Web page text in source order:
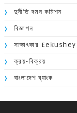
দুর্নীতি দমন কমিশন
বিজ্ঞাপন
সাক্ষাৎকার
ক্রয়-বিক্রয়
বাংলাদেশ ব্যাংক